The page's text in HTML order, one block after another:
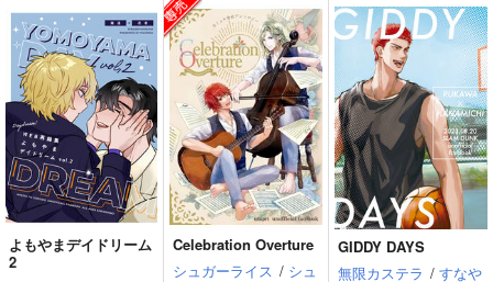
よもやまデイドリーム
2
Celebration Overture
シュガーライス / シュ
GIDDY DAYS
無限カステラ / すなや